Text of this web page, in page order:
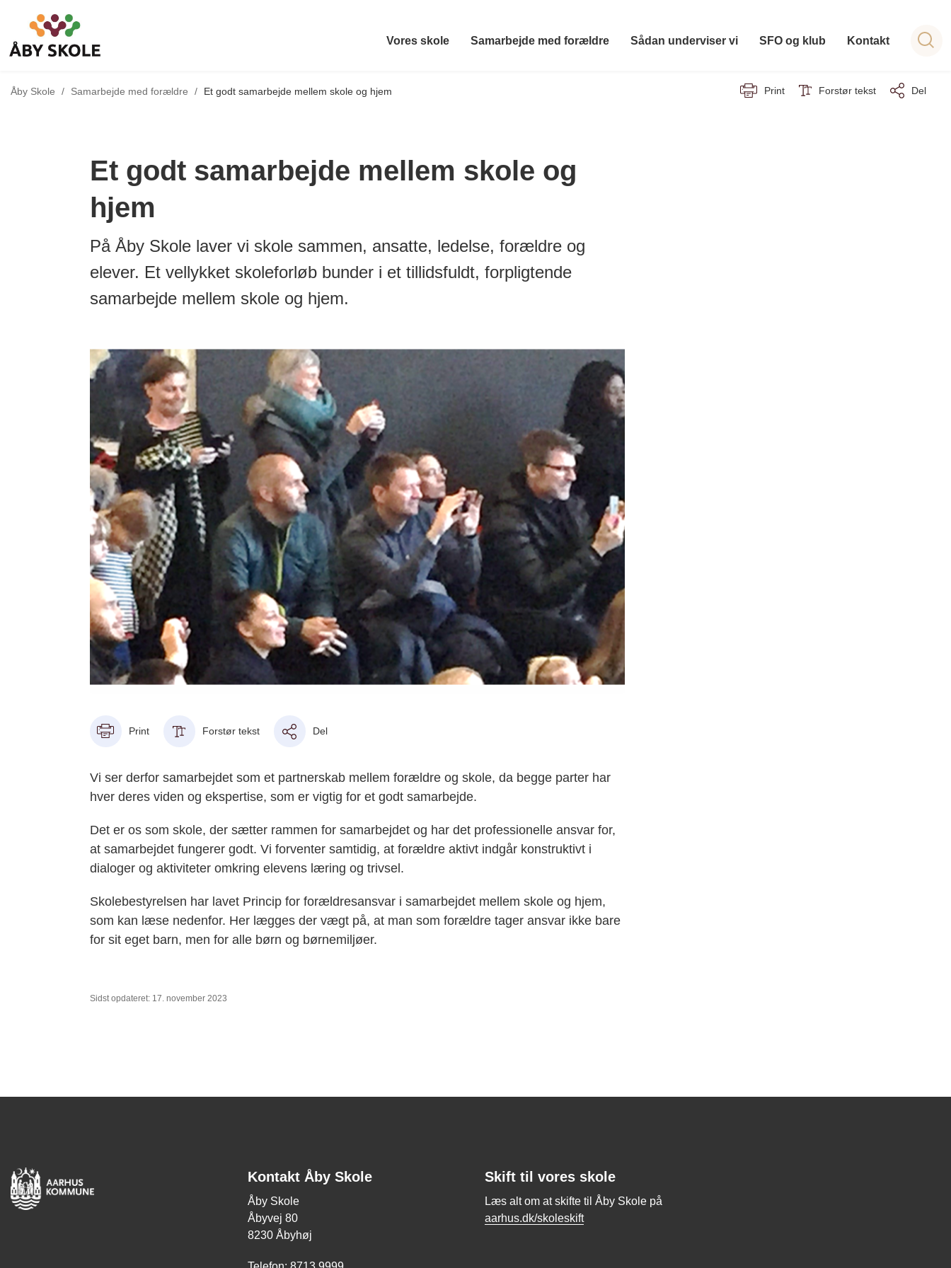
Vores skole Samarbejde med forældre Sådan underviser vi SFO og klub Kontakt
Åby Skole / Tilbage til
Samarbejde med forældre / Et godt samarbejde mellem skole og hjem Print Forstør tekst Del
Et godt samarbejde mellem skole og
hjem
På Åby Skole laver vi skole sammen, ansatte, ledelse, forældre og
elever. Et vellykket skoleforløb bunder i et tillidsfuldt, forpligtende
samarbejde mellem skole og hjem.
Print Forstør tekst Del
Vi ser derfor samarbejdet som et partnerskab mellem forældre og skole, da begge parter har
hver deres viden og ekspertise, som er vigtig for et godt samarbejde.
Det er os som skole, der sætter rammen for samarbejdet og har det professionelle ansvar for,
at samarbejdet fungerer godt. Vi forventer samtidig, at forældre aktivt indgår konstruktivti
dialoger og aktiviteter omkring elevens læring og trivsel.
Skolebestyrelsen har lavet Princip for forældresansvar i samarbejdet mellem skole og hjem,
som kan læse nedenfor. Her lægges der vægt på, at man som forældre tager ansvar ikke bare
for sit eget barn, men for alle børn og børnemiljøer.
Sidst opdateret: 17. november 2023
Kontakt Åby Skole
Åby Skole
Åbyvej 80
8230 Åbyhøj
Skift til vores skole
Læs alt om at skifte til Åby Skole på
aarhus.dk/skoleskift